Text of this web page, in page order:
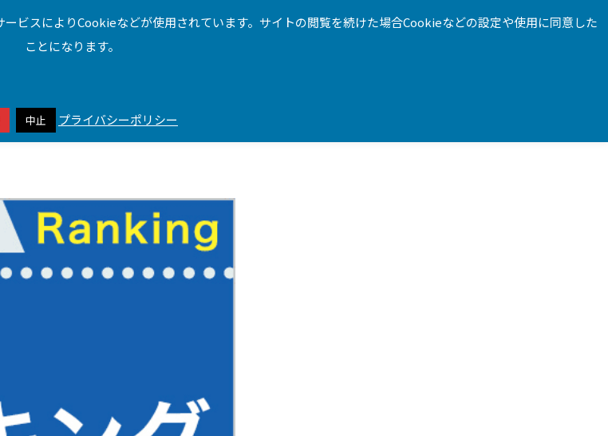
ル サービス パソコン お問合せ
エイトプログラムによる収益を得ています
ビスによりCookieなどが使用されています。サイトの閲覧を続けた場合Cookieなどの設定や使用に同意した
ことになります。
中止 プライバシーポリシー